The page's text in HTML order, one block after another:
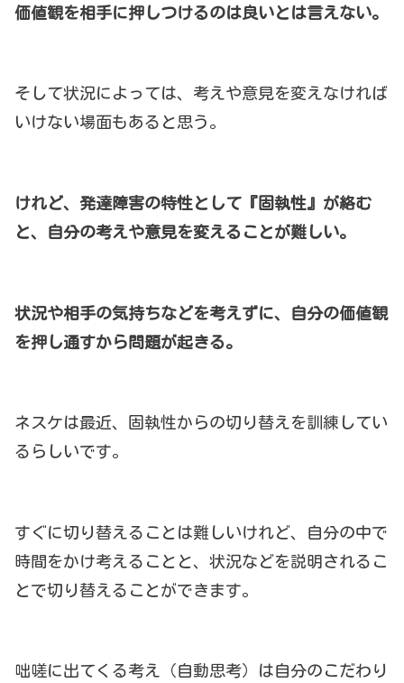
価値観を相手に押しつけるのは良いとは言えない。
そして状況によっては、考えや意見を変えなければ
いけない場面もあると思う。
けれど、発達障害の特性として『固執性』が絡む
と、自分の考えや意見を変えることが難しい。
状況や相手の気持ちなどを考えずに、自分の価値観
を押し通すから問題が起きる。
ネスケは最近、固執性からの切り替えを訓練してい
るらしいです。
すぐに切り替えることは難しいけれど、自分の中で
時間をかけ考えることと、状況などを説明されるこ
とで切り替えることができます。
咄嗟に出てくる考え（自動思考）は自分のこだわり